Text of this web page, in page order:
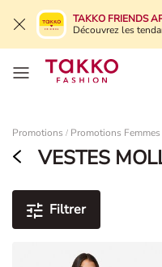
TAKKO FRIENDS
Découvrez les
Promotions / Promotions Femmes
VESTES
Filtrer